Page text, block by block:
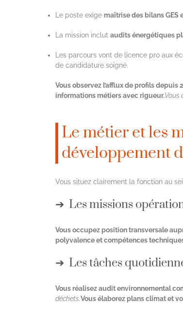
Le poste exige maîtrise des bilans GES
La mission inclut audits énergétiques
Les parcours vont de licence pro aux
de candidature soigné.
Vous observez l’afflux de profils depuis
informations métiers avec rigueur.Vous
Le métier et les
développement
Vous situez clairement la fonction au
Les missions
Vous occupez position transversale
polyvalence et compétences
Les tâches
Vous réalisez audit environnemental
déchets.Vous élaborez plans climat et